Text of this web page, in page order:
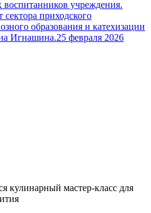
кулинарный мастер-класс для